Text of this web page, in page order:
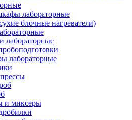
лабораторные
блочные нагреватели)
лабораторные
лабораторные
и миксеры